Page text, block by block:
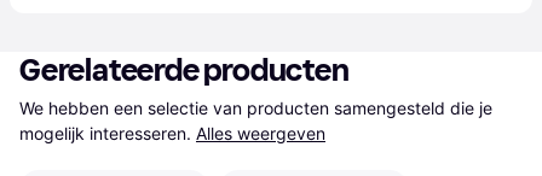
Gerelateerde producten
We hebben een selectie van producten samengesteld die je
mogelijk interesseren. Alles weergeven